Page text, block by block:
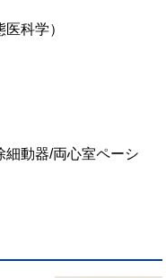
科学）
細動器/両心室ペーシ